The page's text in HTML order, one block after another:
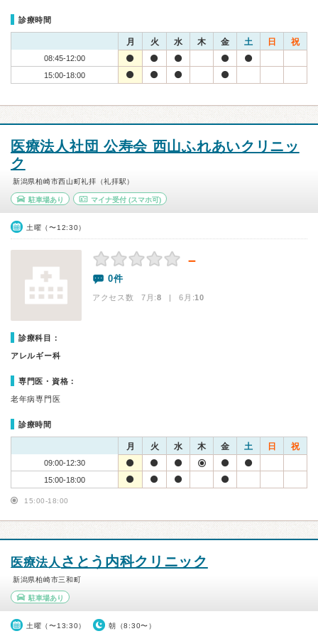
診療時間
月 火 水 木 金 土 日 祝
08:45-12:00
15:00-18:00
医療法人社団 公寿会 西山ふれあいクリニッ
ク
新潟県柏崎市西山町礼拝（礼拝駅）
駐車場あり マイナ受付(スマホ可)
土曜（〜12:30）
－
0件
アクセス数 7月:8 | 6月:10
診療科目：
アレルギー科
専門医・資格：
老年病専門医
診療時間
月 火 水 木 金 土 日 祝
09:00-12:30
15:00-18:00
15:00-18:00
医療法人 さとう内科クリニック
新潟県柏崎市三和町
駐車場あり
土曜（〜13:30） 朝（8:30〜）